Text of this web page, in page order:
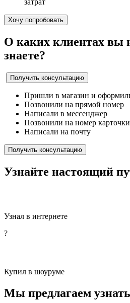
затрат
Хочу попробовать
О каких клиентах вы
знаете?
Получить консультацию
Пришли в магазин и
Позвонили на прямой номер
Написали в мессенджер
Позвонили на номер карточки
Написали на почту
Получить консультацию
Узнайте настоящий
Узнал в интернете
?
Купил в шоуруме
Мы предлагаем